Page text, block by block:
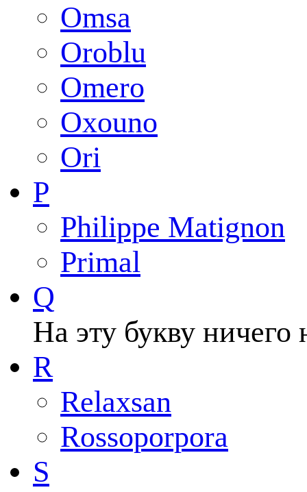
Omsa
Oroblu
Omero
Oxouno
Ori
P
Philippe Matignon
Primal
Q
На эту букву ничего
R
Relaxsan
Rossoporpora
S